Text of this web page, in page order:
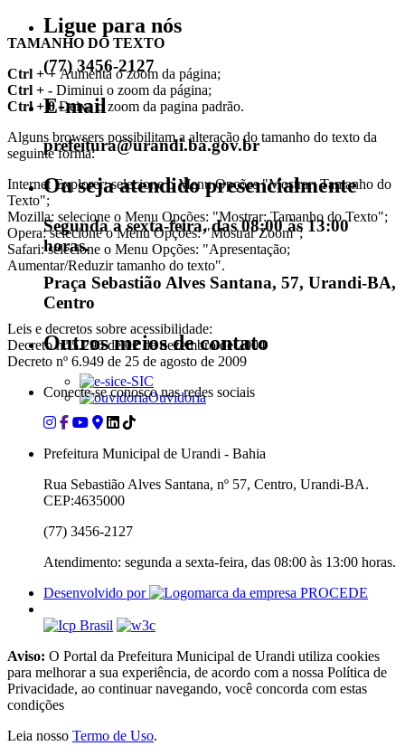
Ligue para nós
(77) 3456-2127
E-mail
prefeitura@urandi.ba.gov.br
Ou seja atendido presencialmente
Segunda a sexta-feira, das 08:00 às 13:00
horas.
Praça Sebastião Alves Santana, 57, Urandi-BA,
Centro
Outros meios de contato
e-SIC
Ouvidoria
TAMANHO DO TEXTO
Ctrl + + Aumenta o zoom da página;
Ctrl + - Diminui o zoom da página;
Ctrl + 0Deixa o zoom da pagina padrão.
Alguns browsers possibilitam a alteração do tamanho do texto da
seguinte forma:
Internet Explorer: selecione o Menu Opções "Mostrar: Tamanho do
Texto";
Mozilla: selecione o Menu Opções: "Mostrar: Tamanho do Texto";
Opera: selecione o Menu Opções: "Mostrar Zoom";
Safari: selecione o Menu Opções: "Apresentação;
Aumentar/Reduzir tamanho do texto".
Leis e decretos sobre acessibilidade:
Decreto nº 5.296 de 02 de dezembro de 2004
Decreto nº 6.949 de 25 de agosto de 2009
Conecte-se conosco nas redes sociais
Prefeitura Municipal de Urandi - Bahia
Rua Sebastião Alves Santana, nº 57, Centro, Urandi-BA.
CEP:4635000
(77) 3456-2127
Atendimento: segunda a sexta-feira, das 08:00 às 13:00 horas.
Desenvolvido por
Aviso: O Portal da Prefeitura Municipal de Urandi utiliza cookies
para melhorar a sua experiência, de acordo com a nossa Política de
Privacidade, ao continuar navegando, você concorda com estas
condições
Leia nosso Termo de Uso.